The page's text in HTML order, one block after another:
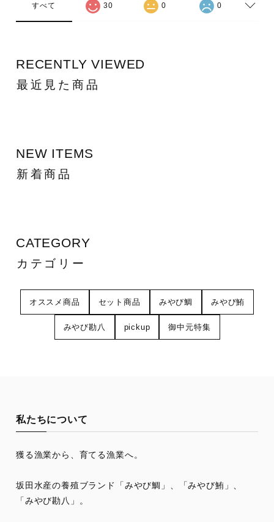
すべて 30 0 0
RECENTLY VIEWED
最近見た商品
NEW ITEMS
新着商品
CATEGORY
カテゴリー
オススメ商品 セット商品 みやび鯛 みやび鮪
みやび勘八 pickup 御中元特集
私たちについて
獲る漁業から、育てる漁業へ。
坂田水産の養殖ブランド「みやび鯛」、「みやび鮪」、
「みやび勘八」。